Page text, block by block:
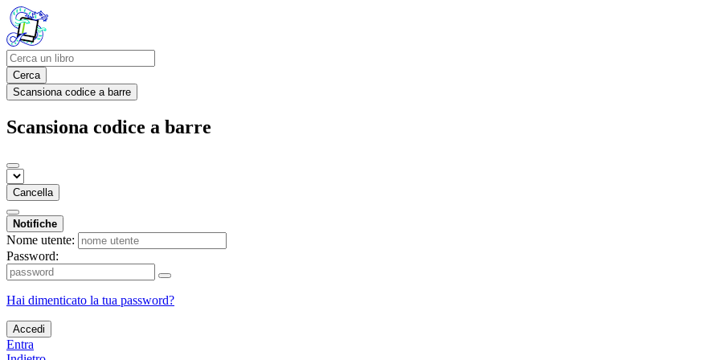
Cerca
Scansiona codice a barre
Scansiona codice a barre
Cancella
Notifiche
Nome utente:
Password:
Hai dimenticato la tua password?
Accedi
Entra